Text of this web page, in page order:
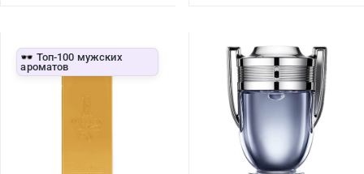
🕶️ Топ-100 мужских
ароматов